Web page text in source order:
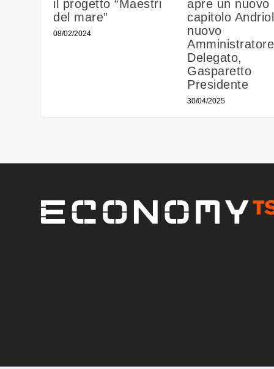
il progetto “Maestri
del mare”
08/02/2024
apre un nuovo
capitolo
nuovo
Amministratore
Delegato,
Gasparetto
Presidente
30/04/2025